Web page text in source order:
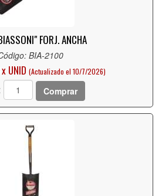
FORJ. ANCHA
BIA-2100
UNID (Actualizado el 10/7/2026)
Comprar